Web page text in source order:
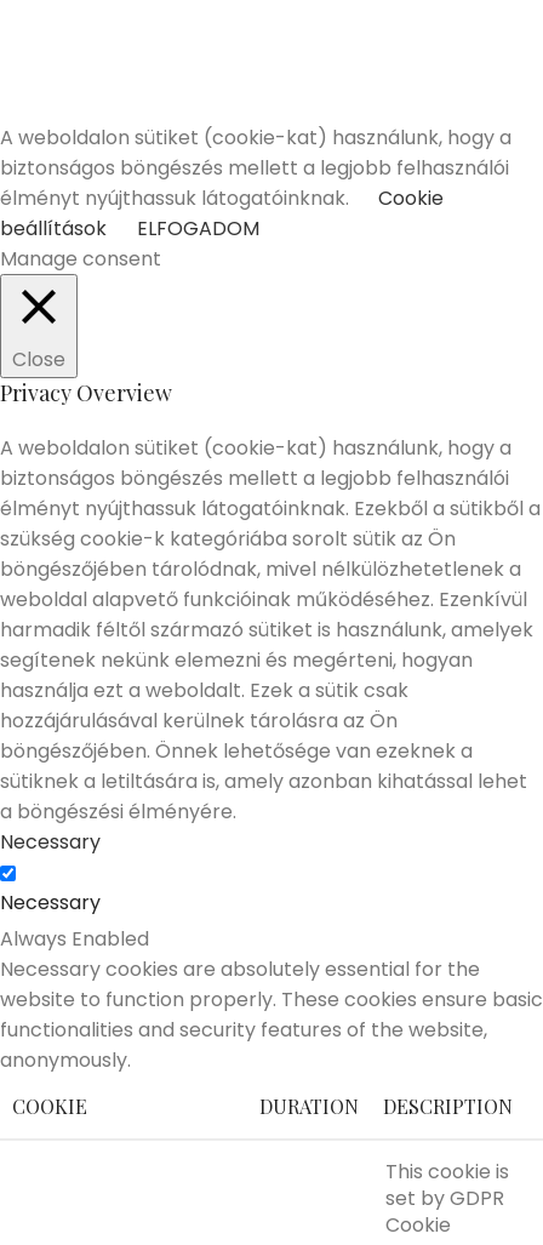
A weboldalon sütiket (cookie-kat) használunk, hogy a
biztonságos böngészés mellett a legjobb felhasználói
élményt nyújthassuk látogatóinknak.
Cookie
beállítások
ELFOGADOM
Manage consent
Close
Privacy Overview
A weboldalon sütiket (cookie-kat) használunk, hogy a
biztonságos böngészés mellett a legjobb felhasználói
élményt nyújthassuk látogatóinknak. Ezekből a sütikből a
szükség cookie-k kategóriába sorolt sütik az Ön
böngészőjében tárolódnak, mivel nélkülözhetetlenek a
weboldal alapvető funkcióinak működéséhez. Ezenkívül
harmadik féltől származó sütiket is használunk, amelyek
segítenek nekünk elemezni és megérteni, hogyan
használja ezt a weboldalt. Ezek a sütik csak
hozzájárulásával kerülnek tárolásra az Ön
böngészőjében. Önnek lehetősége van ezeknek a
sütiknek a letiltására is, amely azonban kihatással lehet
a böngészési élményére.
Necessary
Necessary
Always Enabled
Necessary cookies are absolutely essential for the
website to function properly. These cookies ensure basic
functionalities and security features of the website,
anonymously.
COOKIE DURATION DESCRIPTION
This cookie is
set by GDPR
Cookie